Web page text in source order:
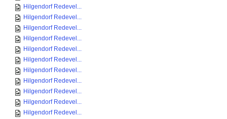
Hilgendorf Redevel...
Hilgendorf Redevel...
Hilgendorf Redevel...
Hilgendorf Redevel...
Hilgendorf Redevel...
Hilgendorf Redevel...
Hilgendorf Redevel...
Hilgendorf Redevel...
Hilgendorf Redevel...
Hilgendorf Redevel...
Hilgendorf Redevel...